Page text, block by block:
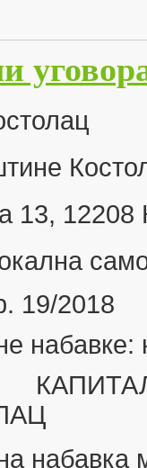
13, 12208
19/2018
набавка